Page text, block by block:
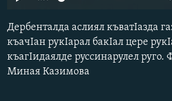
ПОДПИШИТЕСЬ НА РАССЫЛКУ
СОЦИАЛЬНЫЕ СЕТИ
Дербенталда аслиял къватIазда
къачIан рукIарал бакIал цере
къагIидаялде руссинарулел руго.
Миная Казимова